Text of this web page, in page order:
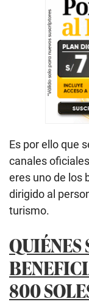
Es por ello que
canales
eres uno de los
dirigido al
turismo.
QUIÉNES
800